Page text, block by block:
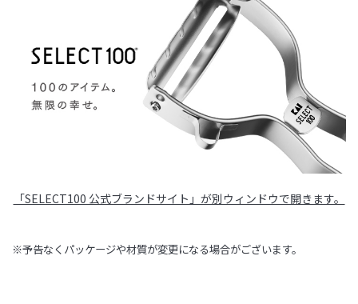
「SELECT100 公式ブランドサイト」が別ウィンドウで開きます。
※予告なくパッケージや材質が変更になる場合がございます。